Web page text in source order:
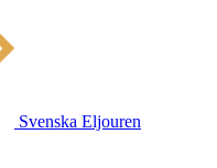
Svenska Eljouren